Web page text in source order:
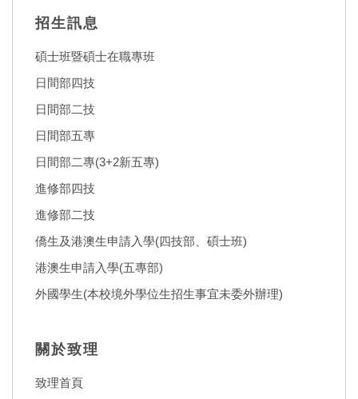
招生訊息
碩士班暨碩士在職專班
日間部四技
日間部二技
日間部五專
日間部二專(3+2新五專)
進修部四技
進修部二技
僑生及港澳生申請入學(四技部、碩士班)
港澳生申請入學(五專部)
外國學生(本校境外學位生招生事宜未委外辦理)
關於致理
致理首頁